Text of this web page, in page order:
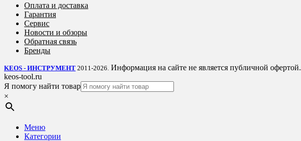
Оплата и доставка
Гарантия
Сервис
Новости и обзоры
Обратная связь
Бренды
KEOS - ИНСТРУМЕНТ 2011-2026. Информация на сайте не является публичной офертой.
keos-tool.ru
Я помогу найти товар
×
Меню
Категории